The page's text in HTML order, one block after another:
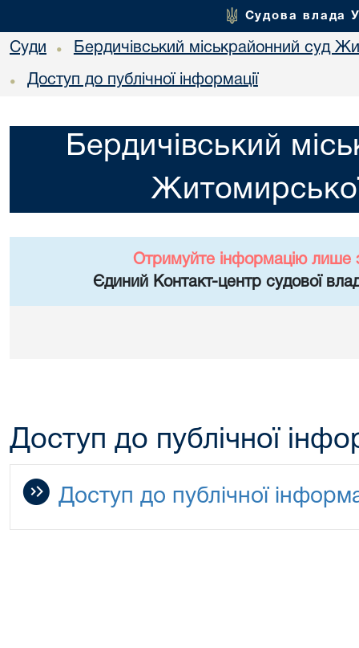
Судова влада
Суди • Бердичівський міськрайонний суд
• Доступ до публічної інформації
Бердичівський
Отримуйте інформацію лише
Єдиний Контакт-центр судової
Доступ до публічної
Доступ до публічної